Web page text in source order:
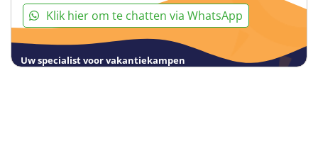
Klik hier om te chatten via WhatsApp
Uw specialist voor vakantiekampen